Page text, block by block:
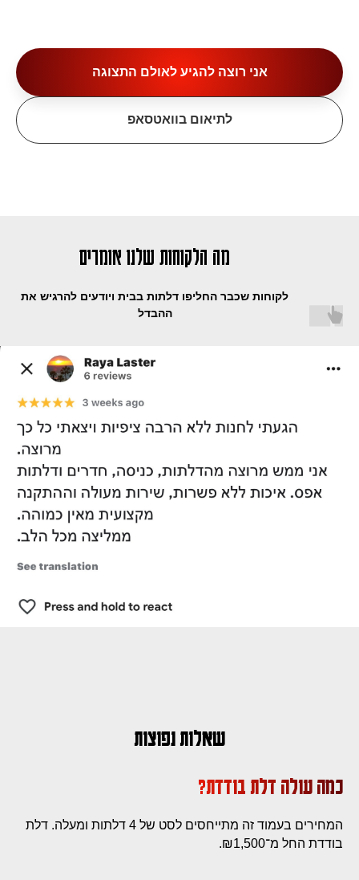
אני רוצה להגיע לאולם התצוגה
לתיאום בוואטסאפ
מה הלקוחות שלנו אומרים
לקוחות שכבר החליפו דלתות בבית ויודעים להרגיש את
ההבדל
שאלות נפוצות
כמה עולה דלת בודדת?
המחירים בעמוד זה מתייחסים לסט של 4 דלתות ומעלה. דלת
בודדת החל מ־₪1,500.